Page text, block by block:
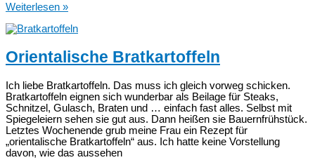
Bandha
–
vegetarisch
Weiterlesen »
Orientalische Bratkartoffeln
Ich liebe Bratkartoffeln. Das muss ich gleich vorweg schicken.
Bratkartoffeln eignen sich wunderbar als Beilage für Steaks,
Schnitzel, Gulasch, Braten und … einfach fast alles. Selbst mit
Spiegeleiern sehen sie gut aus. Dann heißen sie Bauernfrühstück.
Letztes Wochenende grub meine Frau ein Rezept für
„orientalische Bratkartoffeln“ aus. Ich hatte keine Vorstellung
davon, wie das aussehen